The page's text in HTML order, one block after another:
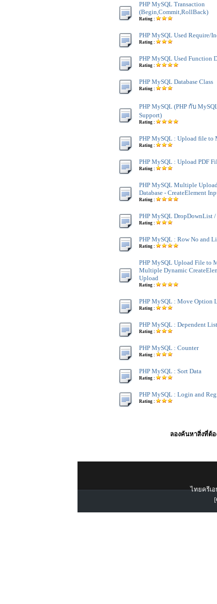
PHP MySQL Transaction
(Begin,Commit,RollBack)
Rating :
PHP MySQL Used Require/
Rating :
PHP MySQL Used Function
Rating :
PHP MySQL Database Class
Rating :
PHP MySQL (PHP กับ
Support)
Rating :
PHP MySQL : Upload file to
Rating :
PHP MySQL : Upload PDF
Rating :
PHP MySQL Multiple
Database - CreateElement
Rating :
PHP MySQL DropDownList
Rating :
PHP MySQL : Row No and
Rating :
PHP MySQL Upload File to
Multiple Dynamic
Upload
Rating :
PHP MySQL : Move Option
Rating :
PHP MySQL : Dependent
Rating :
PHP MySQL : Counter
Rating :
PHP MySQL : Sort Data
Rating :
PHP MySQL : Login and
Rating :
ลองค้นหาสิ่งที่ต้อ
ไทยครีเอ
[